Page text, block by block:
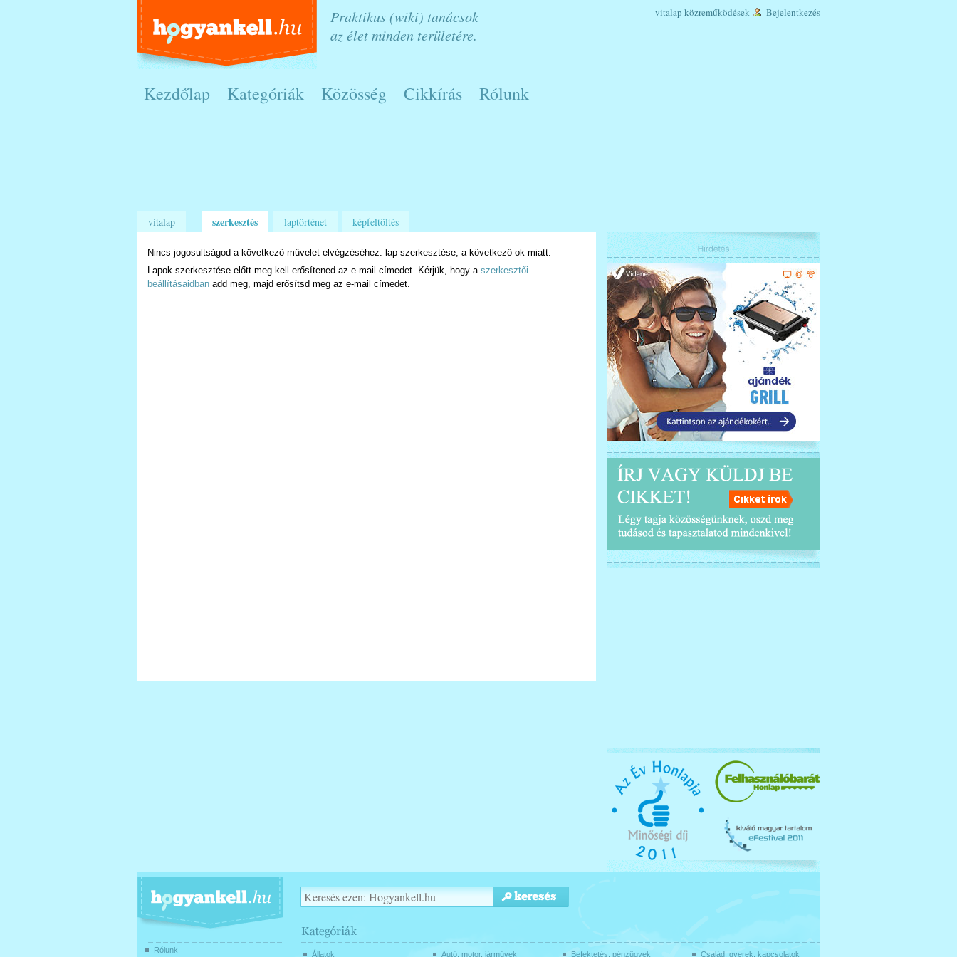
Praktikus (wiki) tanácsok
az élet minden területére.
vitalap közreműködések Bejelentkezés
Kezdőlap Kategóriák Közösség Cikkírás Rólunk
vitalap szerkesztés laptörténet képfeltöltés
Nincs jogosultságod a következő művelet elvégzéséhez: lap szerkesztése, a következő ok miatt:
Lapok szerkesztése előtt meg kell erősítened az e-mail címedet. Kérjük, hogy a szerkesztői
beállításaidban add meg, majd erősítsd meg az e-mail címedet.
Állatok Autó, motor, járművek Befektetés, pénzügyek Család, gyerek, kapcsolatok
Rólunk